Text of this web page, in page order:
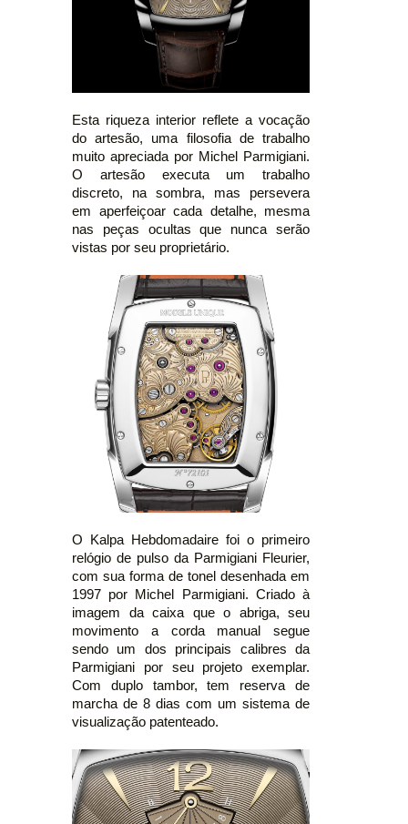
Esta riqueza interior reflete a vocação
do artesão, uma filosofia de trabalho
muito apreciada por Michel Parmigiani.
O artesão executa um trabalho
discreto, na sombra, mas persevera
em aperfeiçoar cada detalhe, mesma
nas peças ocultas que nunca serão
vistas por seu proprietário.
O Kalpa Hebdomadaire foi o primeiro
relógio de pulso da Parmigiani Fleurier,
com sua forma de tonel desenhada em
1997 por Michel Parmigiani. Criado à
imagem da caixa que o abriga, seu
movimento a corda manual segue
sendo um dos principais calibres da
Parmigiani por seu projeto exemplar.
Com duplo tambor, tem reserva de
marcha de 8 dias com um sistema de
visualização patenteado.